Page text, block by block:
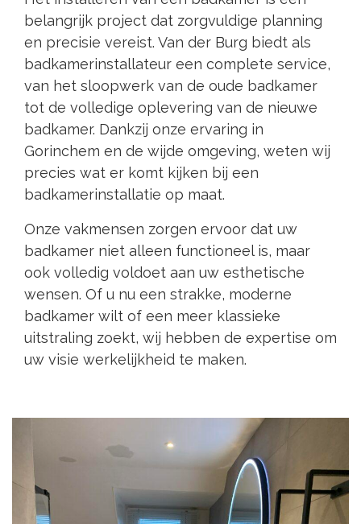
belangrijk project dat zorgvuldige planning
en precisie vereist. Van der Burg biedt als
badkamerinstallateur een complete service,
van het sloopwerk van de oude badkamer
tot de volledige oplevering van de nieuwe
badkamer. Dankzij onze ervaring in
Gorinchem en de wijde omgeving, weten wij
precies wat er komt kijken bij een
badkamerinstallatie op maat.
Onze vakmensen zorgen ervoor dat uw
badkamer niet alleen functioneel is, maar
ook volledig voldoet aan uw esthetische
wensen. Of u nu een strakke, moderne
badkamer wilt of een meer klassieke
uitstraling zoekt, wij hebben de expertise om
uw visie werkelijkheid te maken.